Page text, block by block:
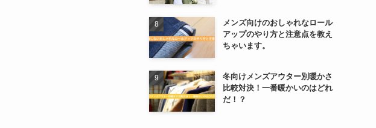
メンズ向けのおしゃれなロール
アップのやり方と注意点を教え
ちゃいます。
冬向けメンズアウター別暖かさ
比較対決！一番暖かいのはどれ
だ！？